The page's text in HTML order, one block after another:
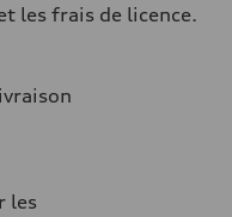
les frais de licence.
les